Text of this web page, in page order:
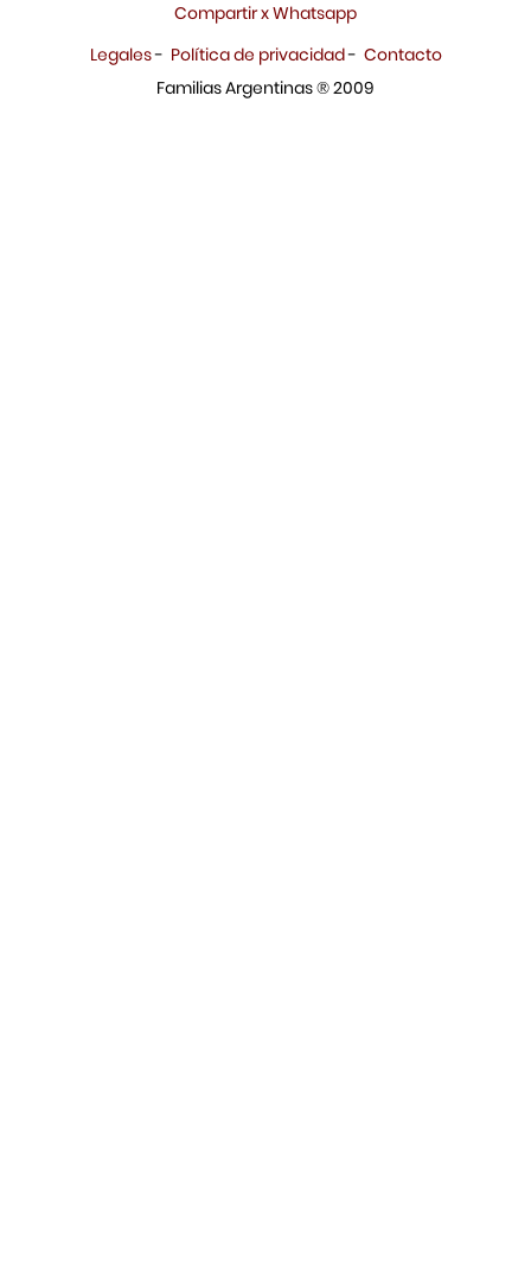
Compartir x Whatsapp
Legales- Política de privacidad- Contacto
Familias Argentinas ® 2009